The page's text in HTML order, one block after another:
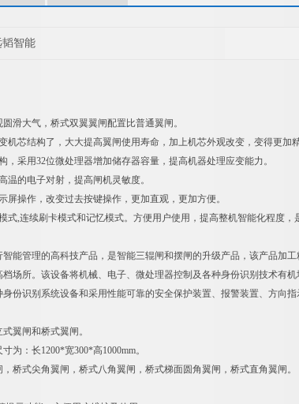
韬智能
滑大气，桥式双翼翼闸配置比普通翼闸。
机芯结构了，大大提高翼闸使用寿命，加上机芯外观改变，变得更加精
，采用32位微处理器增加储存器容量，提高机器处理应变能力。
温的电子对射，提高闸机灵敏度。
屏操作，改变过去按键操作，更加直观，更加方便。
式,连续刷卡模式和记忆模式。方便用户使用，提高整机智能化程度
能管理的高科技产品，是智能三辊闸和摆闸的升级产品，该产品加
场所。该设备将机械、电子、微处理器控制及各种身份识别技术有
份识别系统设备和采用性能可靠的安全保护装置、报警装置、方向指
翼闸和桥式翼闸。
为：长1200*宽300*高1000mm。
桥式尖角翼闸，桥式八角翼闸，桥式梯面圆角翼闸，桥式直角翼闸。
能特点